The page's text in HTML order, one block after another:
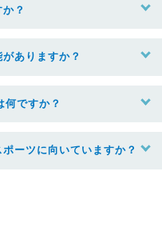
？
ありますか？
ですか？
ーツに向いていますか？